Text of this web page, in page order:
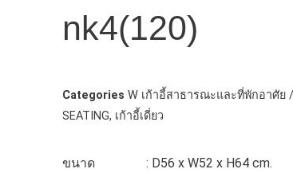
nk4(120)
Categories W เก้าอี้สาธารณะและที่พักอาศัย /
SEATING, เก้าอี้เดี่ยว
ขนาด : D56 x W52 x H64 cm.